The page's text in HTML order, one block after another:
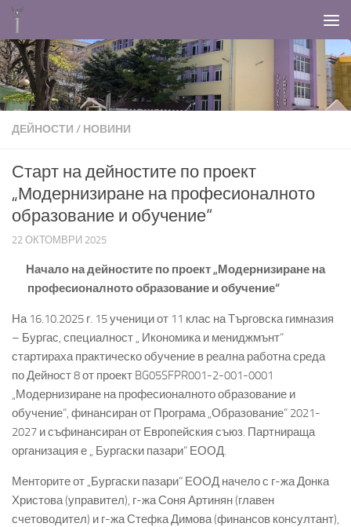
ДЕЙНОСТИ / НОВИНИ
Старт на дейностите по проект
„Модернизиране на професионалното
образование и обучение“
22 ОКТОМВРИ 2025
Начало на дейностите по проект „Модернизиране на
професионалното образование и обучение“
На 16.10.2025 г. 15 ученици от 11 клас на Търговска гимназия
– Бургас, специалност „ Икономика и мениджмънт“
стартираха практическо обучение в реална работна среда
по Дейност 8 от проект BG05SFPR001-2-001-0001
„Модернизиране на професионалното образование и
обучение“, финансиран от Програма „Образование“ 2021-
2027 и съфинансиран от Европейския съюз. Партнираща
организация е „ Бургаски пазари“ ЕООД.
Менторите от „Бургаски пазари“ ЕООД начело с г-жа Донка
Христова (управител), г-жа Соня Артинян (главен
счетоводител) и г-жа Стефка Димова (финансов консултант),